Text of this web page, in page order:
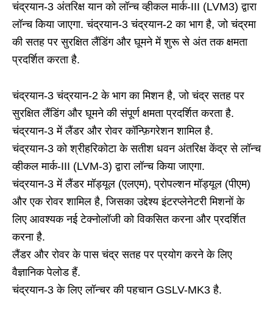
चंद्रयान-3 अंतरिक्ष यान को लॉन्च व्हीकल मार्क-III (LVM3) द्वारा
लॉन्च किया जाएगा. चंद्रयान-3 चंद्रयान-2 का भाग है, जो चंद्रमा
की सतह पर सुरक्षित लैंडिंग और घूमने में शुरू से अंत तक क्षमता
प्रदर्शित करता है.
चंद्रयान-3 चंद्रयान-2 के भाग का मिशन है, जो चंद्र सतह पर
सुरक्षित लैंडिंग और घूमने की संपूर्ण क्षमता प्रदर्शित करता है.
चंद्रयान-3 में लैंडर और रोवर कॉन्फ़िगरेशन शामिल है.
चंद्रयान-3 को श्रीहरिकोटा के सतीश धवन अंतरिक्ष केंद्र से लॉन्च
व्हीकल मार्क-III (LVM-3) द्वारा लॉन्च किया जाएगा.
चंद्रयान-3 में लैंडर मॉड्यूल (एलएम), प्रोपल्शन मॉड्यूल (पीएम)
और एक रोवर शामिल है, जिसका उद्देश्य इंटरप्लेनेटरी मिशनों के
लिए आवश्यक नई टेक्नोलॉजी को विकसित करना और प्रदर्शित
करना है.
लैंडर और रोवर के पास चंद्र सतह पर प्रयोग करने के लिए
वैज्ञानिक पेलोड हैं.
चंद्रयान-3 के लिए लॉन्चर की पहचान GSLV-MK3 है.